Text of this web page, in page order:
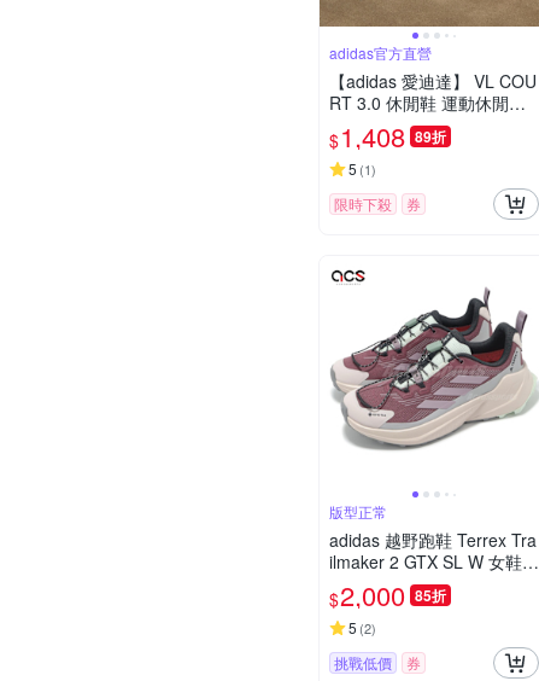
adidas官方直營
【adidas 愛迪達】 VL COU
RT 3.0 休閒鞋 運動休閒鞋
女鞋 ID8797
$1,408 89折
5 (1)
限時下殺 券
版型正常
adidas 越野跑鞋 Terrex Tra
ilmaker 2 GTX SL W 女鞋
紫紅 防水 機能 愛迪達 JP52
42
$2,000 85折
5 (2)
挑戰低價 券